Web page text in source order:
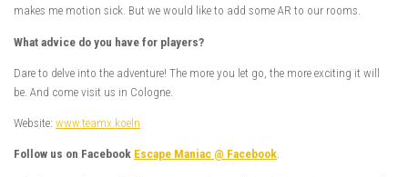
makes me motion sick. But we would like to add some AR to our rooms.
What advice do you have for players?
Dare to delve into the adventure! The more you let go, the more exciting it will
be. And come visit us in Cologne.
Website: www.teamx.koeln
Follow us on Facebook Escape Maniac @ Facebook.